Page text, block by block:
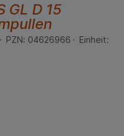
GL D 15
PZN: 04626966
Einheit: